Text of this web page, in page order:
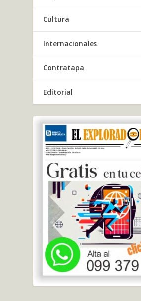
Cultura
Internacionales
Contratapa
Editorial